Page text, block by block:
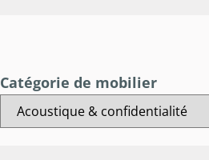
Catégorie de mobilier